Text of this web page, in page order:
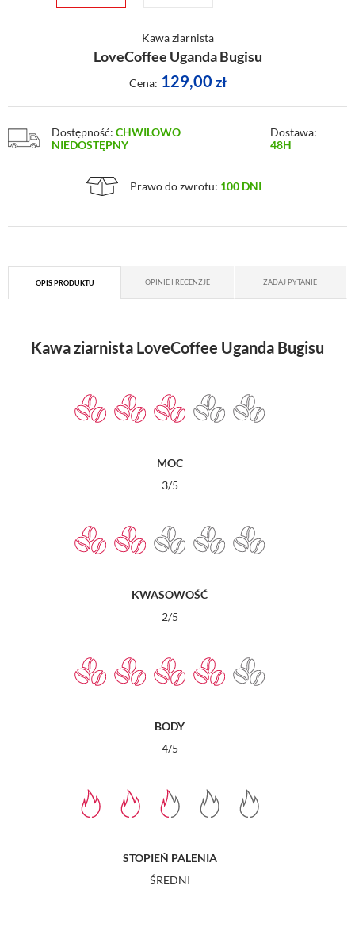
Kawa ziarnista
LoveCoffee Uganda Bugisu
Cena: 129,00 zł
Dostępność: CHWILOWO
NIEDOSTĘPNY
Dostawa:
48H
Prawo do zwrotu: 100 DNI
OPIS PRODUKTU OPINIE I RECENZJE ZADAJ PYTANIE
Kawa ziarnista LoveCoffee Uganda Bugisu
MOC
3/5
KWASOWOŚĆ
2/5
BODY
4/5
STOPIEŃ PALENIA
ŚREDNI